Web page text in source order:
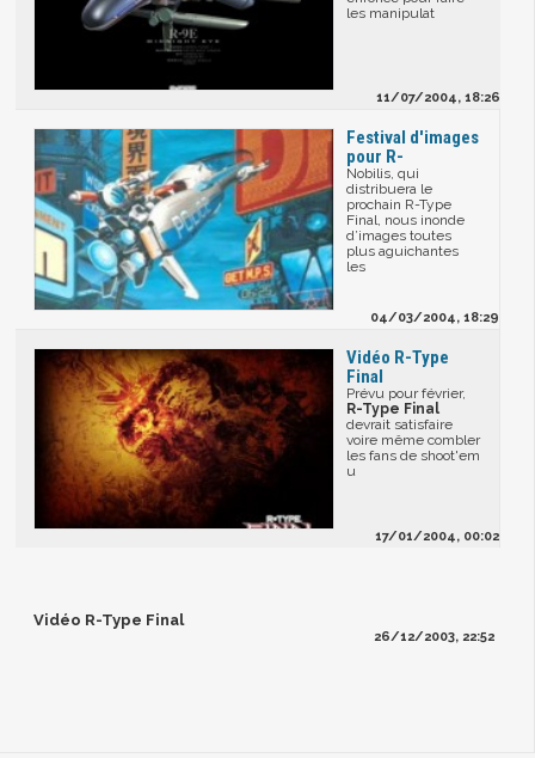
les manipulat
11/07/2004, 18:26
Festival d'images
pour R-
Nobilis, qui
distribuera le
prochain R-Type
Final, nous inonde
d’images toutes
plus aguichantes
les
04/03/2004, 18:29
Vidéo R-Type
Final
Prévu pour février,
R-Type Final
devrait satisfaire
voire même combler
les fans de shoot'em
u
17/01/2004, 00:02
Vidéo R-Type Final
26/12/2003, 22:52